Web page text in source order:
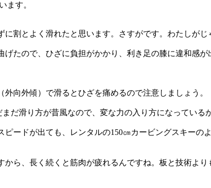
ます。
割とよく滑れたと思います。さすがです。わたしがじ
たので、ひざに負担がかかり、利き足の膝に違和感が
向外傾）で滑るとひざを痛めるので注意しましょう。
だ滑り方が昔風なので、変な力の入り方になっている
ードが出ても、レンタルの150㎝カービングスキーの
ら、長く続くと筋肉が疲れるんですね。板と技術より